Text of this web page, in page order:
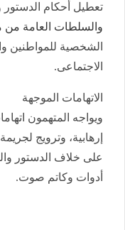
تعطيل أحكام الدستور
والسلطات العامة من
الشخصية للمواطنين
الاجتماعى.
الاتهامات الموجهة
ويواجه المتهمون
إرهابية، وترويج
على خلاف الدستور
أدوات وكاتم صوت.